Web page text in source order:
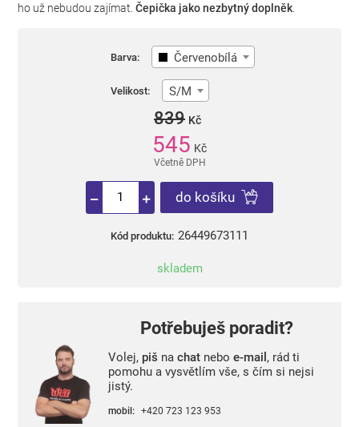
ho už nebudou zajímat. Čepička jako nezbytný doplněk
Barva: Červenobílá
Velikost: S/M
839 Kč
545 Kč
Včetně DPH
do košíku
Kód produktu: 26449673111
skladem
Potřebuješ poradit?
Volej, piš na chatnebo e-mail , rád ti
pomohu a vysvětlím vše, s čím si nejsi
jistý.
mobil: +420 723 123 953